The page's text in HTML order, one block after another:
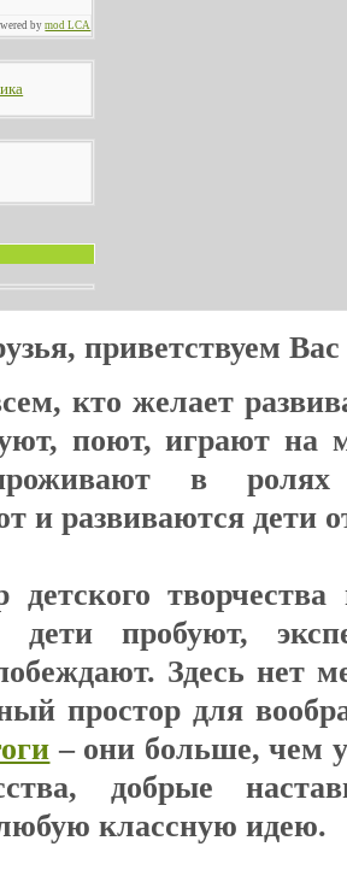
bymod LCA
приветствуем
кто желает
поют, играют на
в
и развиваются дети
дети пробуют,
Здесь нет
простор для
– они больше, чем
добрые
классную идею.